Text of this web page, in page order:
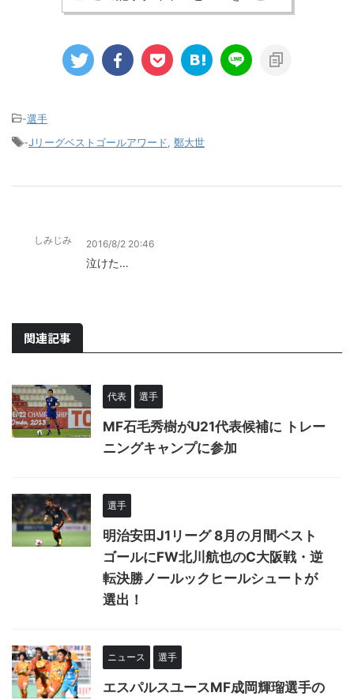
-選手
-Jリーグベストゴールアワード 鄭大世
しみじみ 2016/8/2 20:46
泣けた…
関連記事
代表 選手
MF石毛秀樹がU21代表候補に トレー
ニングキャンプに参加
選手
明治安田J1リーグ 8月の月間ベスト
ゴールにFW北川航也のC大阪戦・逆
転決勝ノールックヒールシュートが
選出！
ニュース 選手
エスパルスユースMF成岡輝瑠選手の